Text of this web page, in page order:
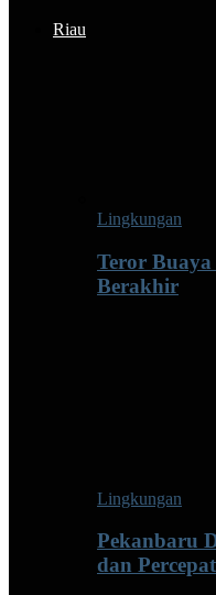
Riau
Lingkungan
Teror
Berakhir
Lingkungan
Pekanbaru
dan